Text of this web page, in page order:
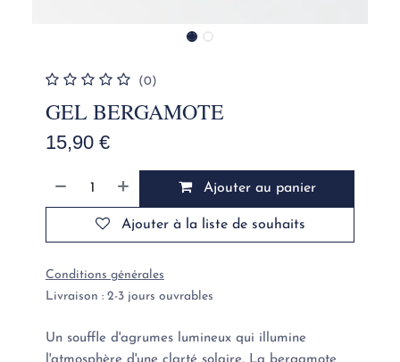
(0)
GEL BERGAMOTE
15,90€
Ajouter au panier
Ajouter à la liste de souhaits
Conditions générales
Livraison : 2-3 jours ouvrables
Un souffle d'agrumes lumineux qui illumine